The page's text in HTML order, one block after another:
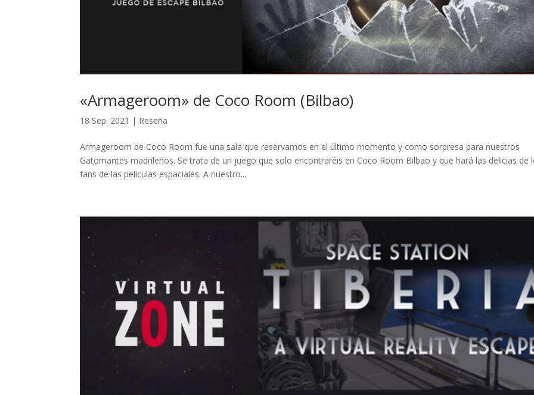
«Armageroom» de Coco Room (Bilbao)
18 Sep. 2021 | Reseña
Armageroom de Coco Room fue una sala que reservamos en el último momento y como sorpresa para nuestros
Gatomantes madrileños. Se trata de un juego que solo encontraréis en Coco Room Bilbao y que hará las delicias de
fans de las películas espaciales. A nuestro...